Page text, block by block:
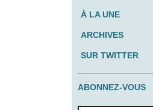
À LA UNE
ARCHIVES
SUR TWITTER
ABONNEZ-VOUS